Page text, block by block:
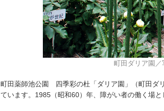
町田ダリア園
町田薬師池公園 四季彩の杜「ダリア園」（町田ダ
ています。1985（昭和60）年、障がい者の働く場